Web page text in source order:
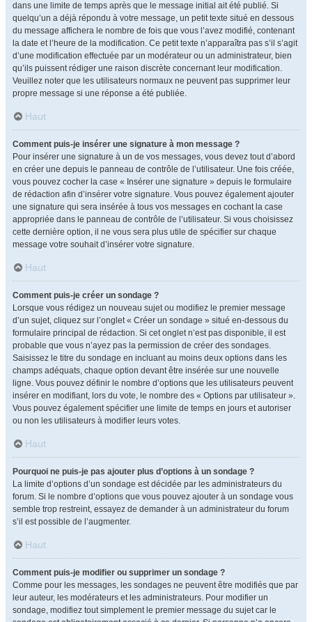
dans une limite de temps après que le message initial ait été publié. Si
quelqu’un a déjà répondu à votre message, un petit texte situé en dessous
du message affichera le nombre de fois que vous l’avez modifié, contenant
la date et l’heure de la modification. Ce petit texte n’apparaîtra pas s’il s’agit
d’une modification effectuée par un modérateur ou un administrateur, bien
qu’ils puissent rédiger une raison discrète concernant leur modification.
Veuillez noter que les utilisateurs normaux ne peuvent pas supprimer leur
propre message si une réponse a été publiée.
Haut
Comment puis-je insérer une signature à mon message ?
Pour insérer une signature à un de vos messages, vous devez tout d’abord
en créer une depuis le panneau de contrôle de l’utilisateur. Une fois créée,
vous pouvez cocher la case « Insérer une signature » depuis le formulaire
de rédaction afin d’insérer votre signature. Vous pouvez également ajouter
une signature qui sera insérée à tous vos messages en cochant la case
appropriée dans le panneau de contrôle de l’utilisateur. Si vous choisissez
cette dernière option, il ne vous sera plus utile de spécifier sur chaque
message votre souhait d’insérer votre signature.
Haut
Comment puis-je créer un sondage ?
Lorsque vous rédigez un nouveau sujet ou modifiez le premier message
d’un sujet, cliquez sur l’onglet « Créer un sondage » situé en-dessous du
formulaire principal de rédaction. Si cet onglet n’est pas disponible, il est
probable que vous n’ayez pas la permission de créer des sondages.
Saisissez le titre du sondage en incluant au moins deux options dans les
champs adéquats, chaque option devant être insérée sur une nouvelle
ligne. Vous pouvez définir le nombre d’options que les utilisateurs peuvent
insérer en modifiant, lors du vote, le nombre des « Options par utilisateur ».
Vous pouvez également spécifier une limite de temps en jours et autoriser
ou non les utilisateurs à modifier leurs votes.
Haut
Pourquoi ne puis-je pas ajouter plus d’options à un sondage ?
La limite d’options d’un sondage est décidée par les administrateurs du
forum. Si le nombre d’options que vous pouvez ajouter à un sondage vous
semble trop restreint, essayez de demander à un administrateur du forum
s’il est possible de l’augmenter.
Haut
Comment puis-je modifier ou supprimer un sondage ?
Comme pour les messages, les sondages ne peuvent être modifiés que par
leur auteur, les modérateurs et les administrateurs. Pour modifier un
sondage, modifiez tout simplement le premier message du sujet car le